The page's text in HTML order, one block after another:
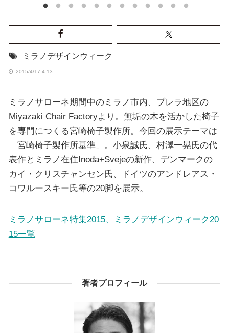
ミラノデザインウィーク
2015/4/17 4:13
ミラノサローネ期間中のミラノ市内、ブレラ地区の
Miyazaki Chair Factoryより。無垢の木を活かした椅子
を専門につくる宮崎椅子製作所。今回の展示テーマは
「宮崎椅子製作所基準」。小泉誠氏、村澤一晃氏の代
表作とミラノ在住Inoda+Svejeの新作、デンマークの
カイ・クリスチャンセン氏、ドイツのアンドレアス・
コワルースキー氏等の20脚を展示。
ミラノサローネ特集2015、ミラノデザインウィーク20
15一覧
著者プロフィール